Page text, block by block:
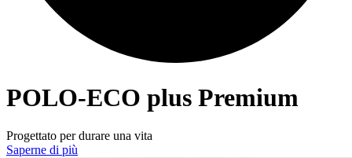
POLO-ECO plus Premium
Progettato per durare una vita
Saperne di più